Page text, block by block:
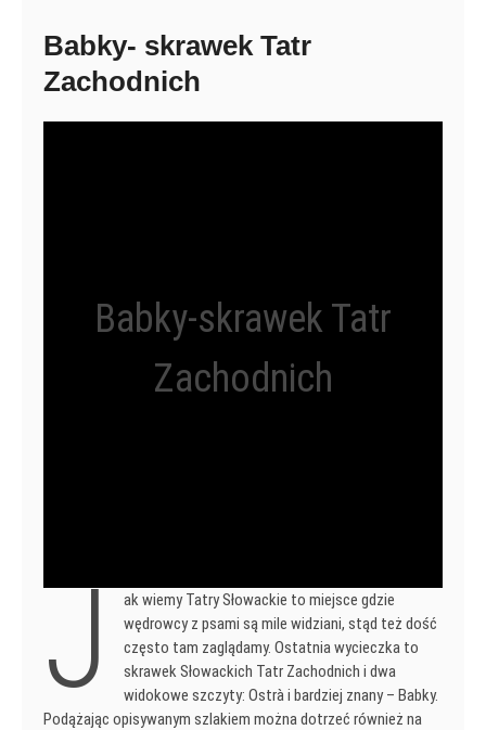
Babky- skrawek Tatr
Zachodnich
Babky-skrawek Tatr
Zachodnich
J
ak wiemy Tatry Słowackie to miejsce gdzie
wędrowcy z psami są mile widziani, stąd też dość
często tam zaglądamy. Ostatnia wycieczka to
skrawek Słowackich Tatr Zachodnich i dwa
widokowe szczyty: Ostrà i bardziej znany – Babky.
Podążając opisywanym szlakiem można dotrzeć również na